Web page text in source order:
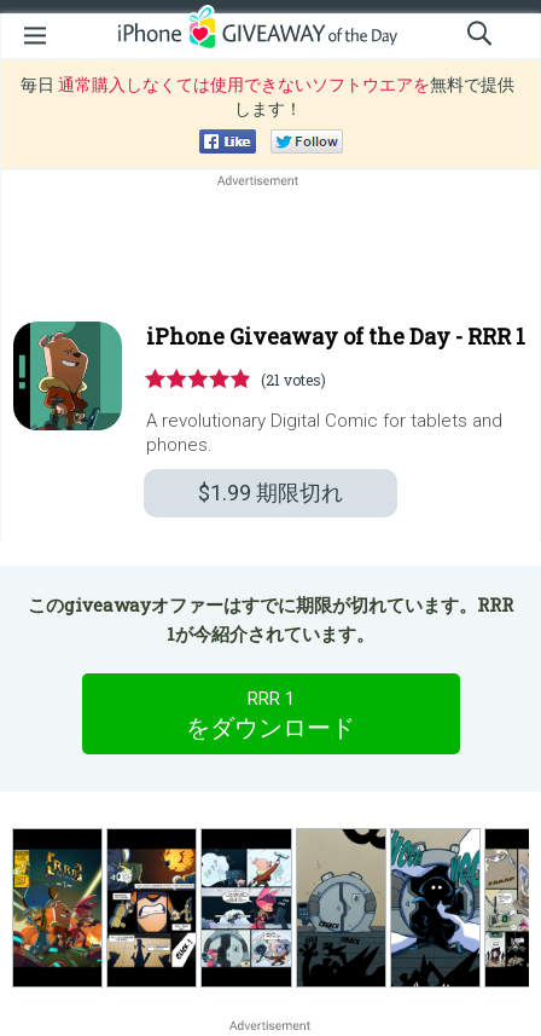
毎日 通常購入しなくては使用できないソフトウエアを無料で提供
します！
iPhone Giveaway of the Day - RRR 1
(21 votes)
A revolutionary Digital Comic for tablets and
phones.
$1.99 期限切れ
このgiveawayオファーはすでに期限が切れています。RRR
1が今紹介されています。
RRR 1
をダウンロード